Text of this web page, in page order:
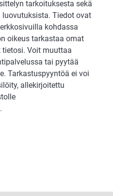
tarkoituksesta sekä
Tiedot ovat
kohdassa
oikeus tarkastaa omat
Voit muuttaa
tai pyytää
Tarkastuspyyntöä ei voi
allekirjoitettu